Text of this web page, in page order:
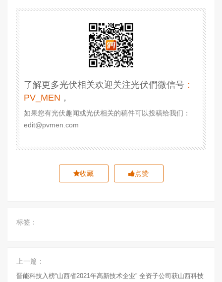
了解更多光伏相关欢迎关注光伏們微信号 ：
PV_MEN ，
如果您有光伏趣闻或光伏相关的稿件可以投稿给我们：
edit@pvmen.com
收藏 点赞
标签：
上一篇：
晋能科技入榜“山西省2021年高新技术企业” 全资子公司获山西科技